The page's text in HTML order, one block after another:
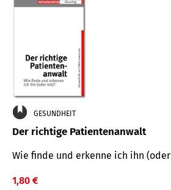
GESUNDHEIT
Der richtige Patientenanwalt
Wie finde und erkenne ich ihn
1,80 €